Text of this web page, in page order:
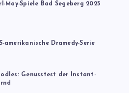
May-Spiele Bad Segeberg 2025
amerikanische Dramedy-Serie
Genusstest der Instant-